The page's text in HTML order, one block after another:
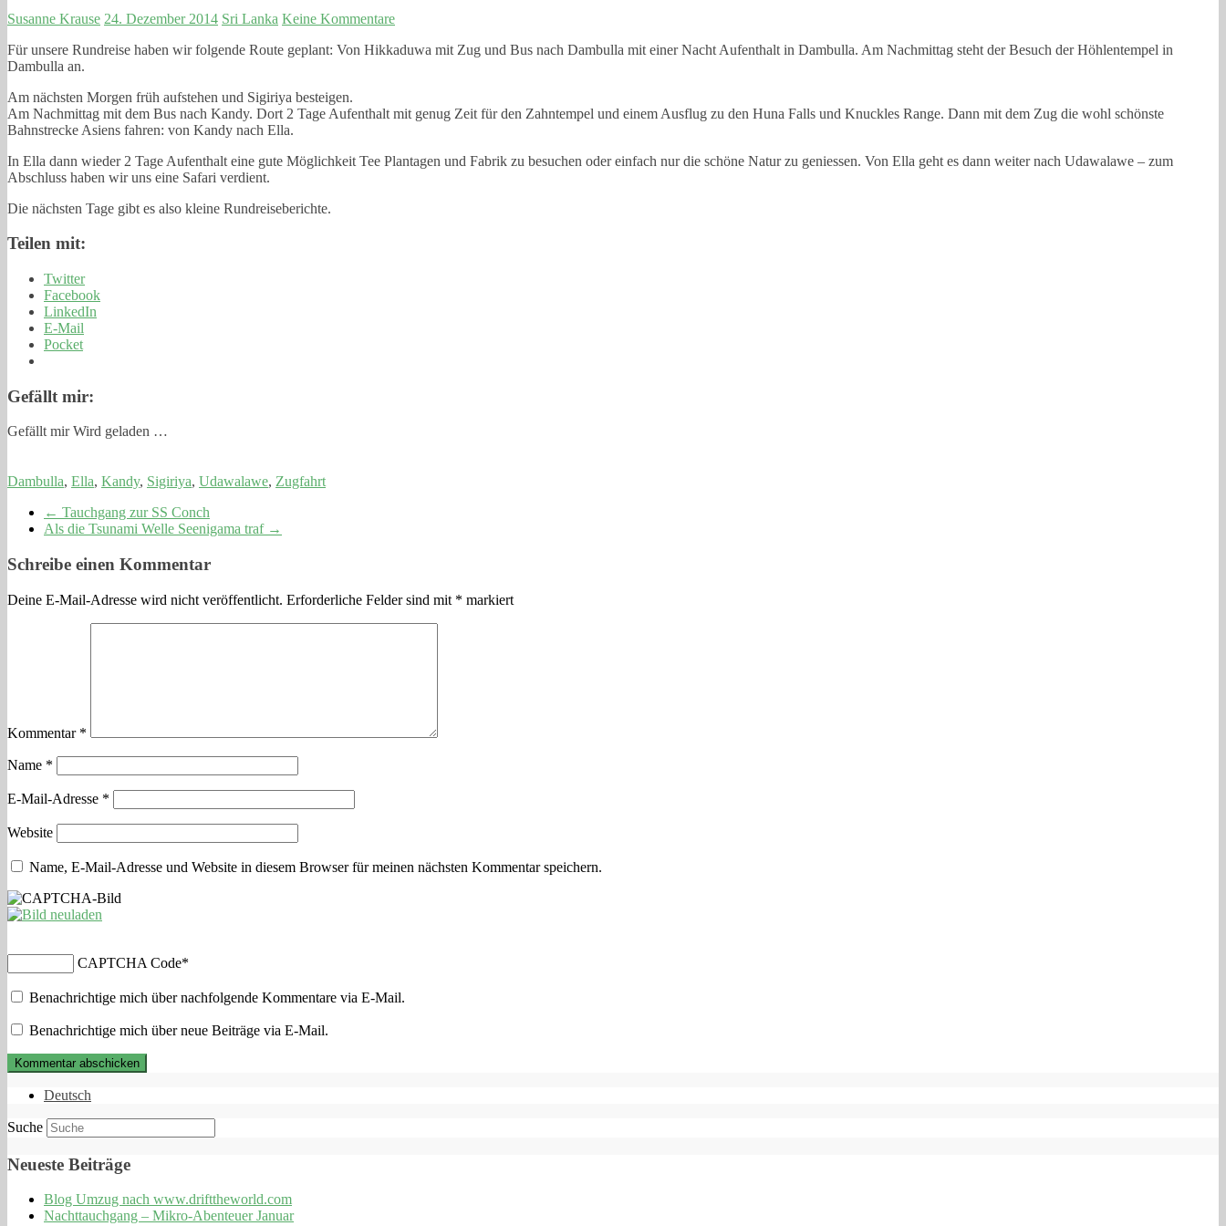
Susanne Krause 24. Dezember 2014 Sri Lanka Keine Kommentare
Für unsere Rundreise haben wir folgende Route geplant: Von Hikkaduwa mit Zug und Bus nach Dambulla mit einer Nacht Aufenthalt in Dambulla. Am Nachmittag steht der Besuch der Höhlentempel in
Dambulla an.
Am nächsten Morgen früh aufstehen und Sigiriya besteigen.
Am Nachmittag mit dem Bus nach Kandy. Dort 2 Tage Aufenthalt mit genug Zeit für den Zahntempel und einem Ausflug zu den Huna Falls und Knuckles Range. Dann mit dem Zug die wohl schönste
Bahnstrecke Asiens fahren: von Kandy nach Ella.
In Ella dann wieder 2 Tage Aufenthalt eine gute Möglichkeit Tee Plantagen und Fabrik zu besuchen oder einfach nur die schöne Natur zu geniessen. Von Ella geht es dann weiter nach Udawalawe – zum
Abschluss haben wir uns eine Safari verdient.
Die nächsten Tage gibt es also kleine Rundreiseberichte.
Teilen mit:
Twitter
Facebook
LinkedIn
E-Mail
Pocket
Gefällt mir:
Gefällt mir Wird geladen …
Dambulla, Ella, Kandy, Sigiriya, Udawalawe, Zugfahrt
← Tauchgang zur SS Conch
Als die Tsunami Welle Seenigama traf →
Schreibe einen Kommentar
Deine E-Mail-Adresse wird nicht veröffentlicht. Erforderliche Felder sind mit * markiert
Kommentar *
Name *
E-Mail-Adresse *
Website
Name, E-Mail-Adresse und Website in diesem Browser für meinen nächsten Kommentar speichern.
CAPTCHA Code*
Benachrichtige mich über nachfolgende Kommentare via E-Mail.
Benachrichtige mich über neue Beiträge via E-Mail.
Deutsch
Suche
Neueste Beiträge
Blog Umzug nach www.drifttheworld.com
Nachttauchgang – Mikro-Abenteuer Januar